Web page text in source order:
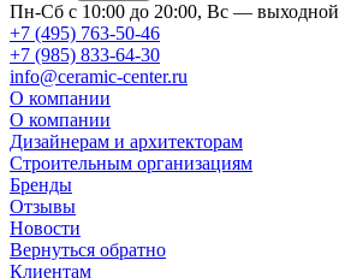
Пн-Сб с 10:00 до 20:00, Вс — выходной
+7 (495) 763-50-46
+7 (985) 833-64-30
info@ceramic-center.ru
О компании
О компании
Дизайнерам и архитекторам
Строительным организациям
Бренды
Отзывы
Новости
Вернуться обратно
Клиентам